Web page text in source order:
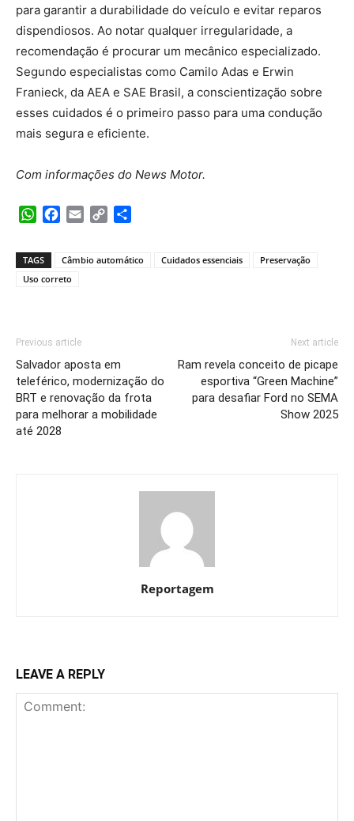
para garantir a durabilidade do veículo e evitar reparos
dispendiosos. Ao notar qualquer irregularidade, a
recomendação é procurar um mecânico especializado.
Segundo especialistas como Camilo Adas e Erwin
Franieck, da AEA e SAE Brasil, a conscientização sobre
esses cuidados é o primeiro passo para uma condução
mais segura e eficiente.
Com informações do News Motor.
WhatsApp
Facebook
Email Copy
TAGS Câmbio automático Cuidados essenciais
Preservação
Uso correto
Previous article
Salvador aposta em
teleférico, modernização do
BRT e renovação da frota
para melhorar a mobilidade
até 2028
Next article
Ram revela conceito de picape
esportiva “Green Machine”
para desafiar Ford no SEMA
Show 2025
Reportagem
LEAVE A REPLY